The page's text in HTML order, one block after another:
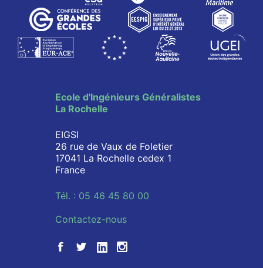
Ecole d'Ingénieurs Généralistes
La Rochelle
EIGSI
26 rue de Vaux de Foletier
17041 La Rochelle cedex 1
France
Tél. : 05 46 45 80 00
Contactez-nous